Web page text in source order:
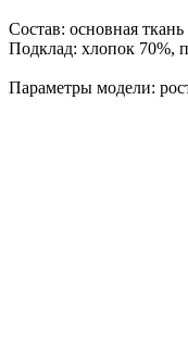
Состав: основная
Подклад: хлопок 70%,
Параметры модели: